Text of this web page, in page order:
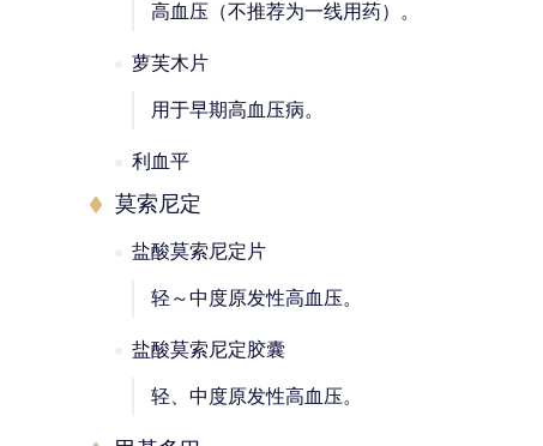
高血压（不推荐为一线用药）。
萝芙木片
用于早期高血压病。
利血平
莫索尼定
盐酸莫索尼定片
轻～中度原发性高血压。
盐酸莫索尼定胶囊
轻、中度原发性高血压。